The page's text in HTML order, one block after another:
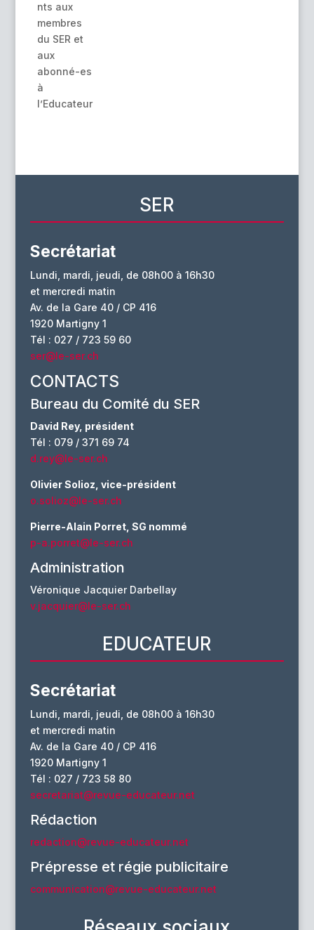
nts aux
membres
du SER et
aux
abonné-es
à
l’Educateur
SER
Secrétariat
Lundi, mardi, jeudi, de 08h00 à 16h30
et mercredi matin
Av. de la Gare 40 / CP 416
1920 Martigny 1
Tél : 027 / 723 59 60
ser@le-ser.ch
CONTACTS
Bureau du Comité du SER
David Rey, président
Tél : 079 / 371 69 74
d.rey@le-ser.ch
Olivier Solioz, vice-président
o.solioz@le-ser.ch
Pierre-Alain Porret, SG nommé
p-a.porret@le-ser.ch
Administration
Véronique Jacquier Darbellay
v.jacquier@le-ser.ch
EDUCATEUR
Secrétariat
Lundi, mardi, jeudi, de 08h00 à 16h30
et mercredi matin
Av. de la Gare 40 / CP 416
1920 Martigny 1
Tél : 027 / 723 58 80
secretariat@revue-educateur.net
Rédaction
redaction@revue-educateur.net
Prépresse et régie publicitaire
communication@revue-educateur.net